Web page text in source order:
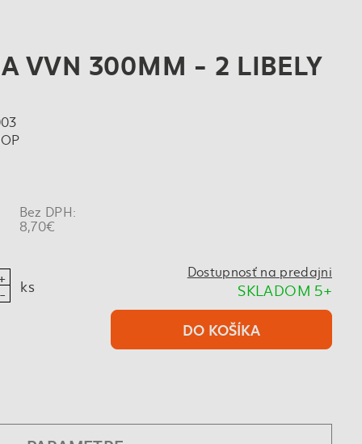
VVN 300MM - 2 LIBELY
Bez DPH:
8,70€
ks
Dostupnosť na predajni
SKLADOM 5+
DO KOŠÍKA